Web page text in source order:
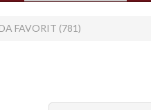
FAVORIT (781)